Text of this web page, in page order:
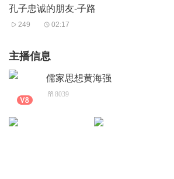
孔子忠诚的朋友-子路
249 02:17
主播信息
儒家思想黄海强
8039